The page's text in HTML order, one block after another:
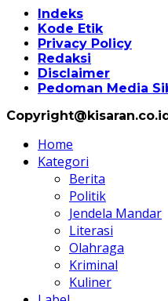
Indeks
Kode Etik
Privacy Policy
Redaksi
Disclaimer
Pedoman Media
Home
Kategori
Berita
Politik
Jendela Mandar
Literasi
Olahraga
Kriminal
Kuliner